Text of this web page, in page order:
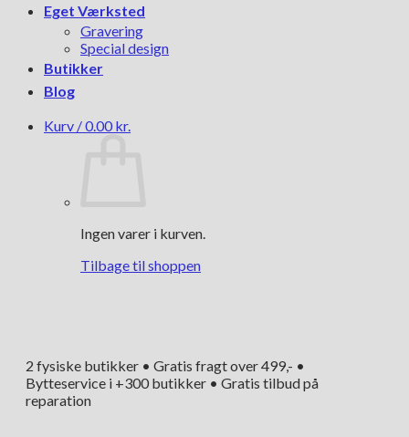
Eget Værksted
Gravering
Special design
Butikker
Blog
Kurv /0.00 kr.
Ingen varer i kurven.
Tilbage til shoppen
2 fysiske butikker • Gratis fragt over 499,- •
Bytteservice i +300 butikker • Gratis tilbud på
reparation